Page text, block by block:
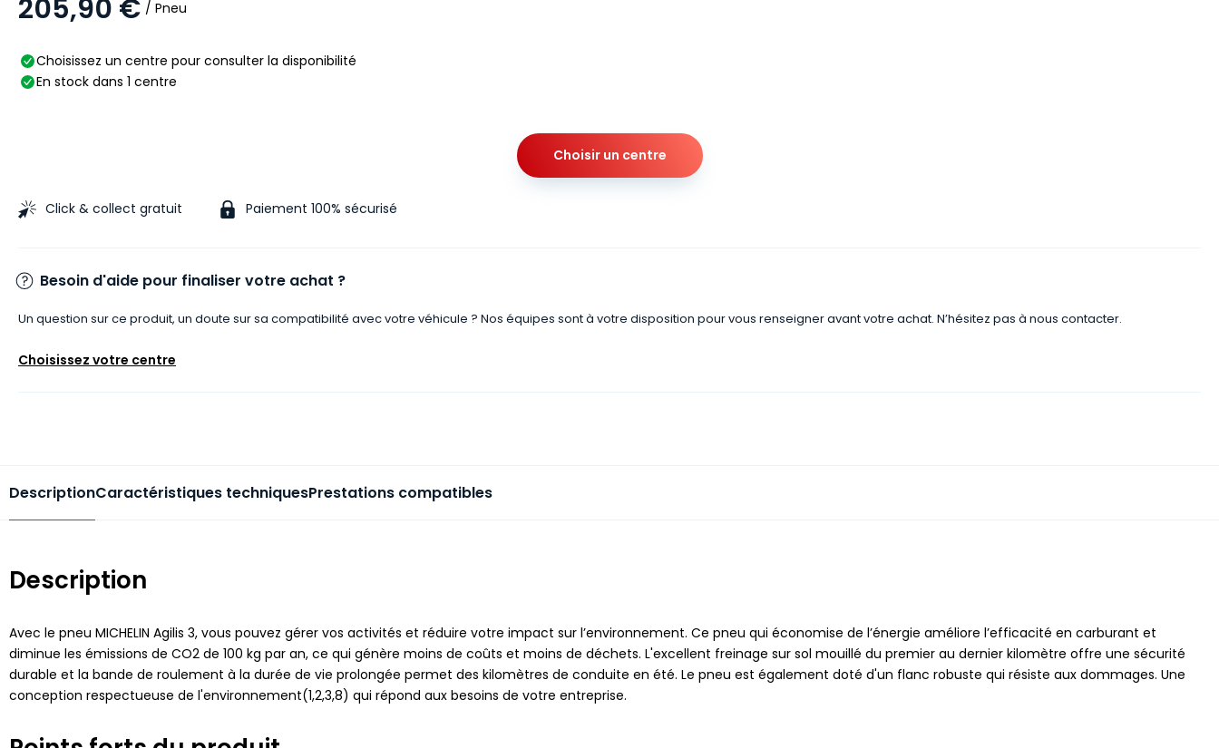
205,90 € / Pneu
Choisissez un centre pour consulter la disponibilité
En stock dans 1 centre
Choisir un centre
Click & collect gratuit Paiement 100% sécurisé
Besoin d'aide pour finaliser votre achat ?
Un question sur ce produit, un doute sur sa compatibilité avec votre véhicule ? Nos équipes sont à votre disposition pour vous renseigner avant votre achat. N’hésitez pas à nous contacter.
Choisissez votre centre
DescriptionCaractéristiques techniquesPrestations compatibles
Description
Avec le pneu MICHELIN Agilis 3, vous pouvez gérer vos activités et réduire votre impact sur l’environnement. Ce pneu qui économise de l’énergie améliore l’efficacité en carburant et
diminue les émissions de CO2 de 100 kg par an, ce qui génère moins de coûts et moins de déchets. L'excellent freinage sur sol mouillé du premier au dernier kilomètre offre une sécurité
durable et la bande de roulement à la durée de vie prolongée permet des kilomètres de conduite en été. Le pneu est également doté d'un flanc robuste qui résiste aux dommages. Une
conception respectueuse de l'environnement(1,2,3,8) qui répond aux besoins de votre entreprise.